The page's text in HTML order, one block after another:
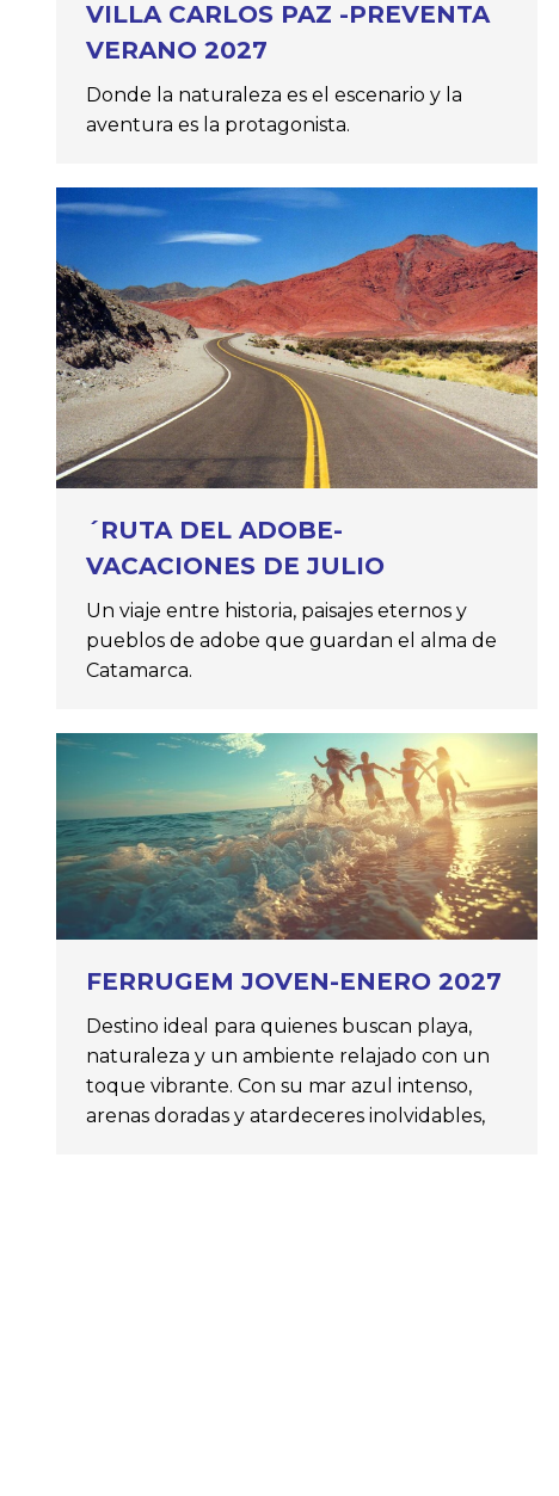
VILLA CARLOS PAZ -PREVENTA
VERANO 2027
Donde la naturaleza es el escenario y la
aventura es la protagonista.
´RUTA DEL ADOBE-
VACACIONES DE JULIO
Un viaje entre historia, paisajes eternos y
pueblos de adobe que guardan el alma de
Catamarca.
FERRUGEM JOVEN-ENERO 2027
Destino ideal para quienes buscan playa,
naturaleza y un ambiente relajado con un
toque vibrante. Con su mar azul intenso,
arenas doradas y atardeceres inolvidables,